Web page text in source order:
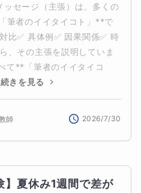
ッセージ（主張）は、多くの
筆者のイイタイコト」**で
比✅ 具体例✅ 因果関係✅ 時
、その主張を説明していま
て**「筆者のイイタイコ
続きを見る
師 2026/7/30
】夏休み1週間で差が